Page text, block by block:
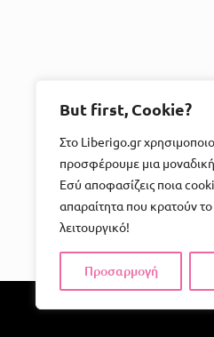
But first, Cookie?
Στο Liberigo.gr
προσφέρουμε μια
Εσύ αποφασίζεις ποια
απαραίτητα που κρατούν
λειτουργικό!
Προσαρμογή